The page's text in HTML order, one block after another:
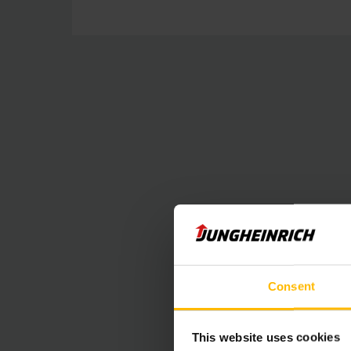
Consent
This website uses cookies
Güçlü asansör
Lityum iyon